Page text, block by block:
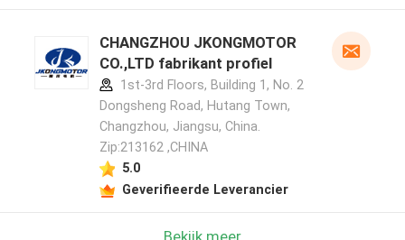
CHANGZHOU JKONGMOTOR
CO.,LTD fabrikant profiel
1st-3rd Floors, Building 1, No. 2
Dongsheng Road, Hutang Town,
Changzhou, Jiangsu, China.
Zip:213162 ,CHINA
5.0
Geverifieerde Leverancier
Bekijk meer